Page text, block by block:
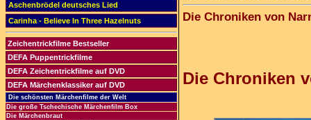
Aschenbrödel deutsches Lied
Carinha - Believe In Three Hazelnuts
Zeichentrickfilme Bestseller
DEFA Puppentrickfilme
DEFA Zeichentrickfilme auf DVD
DEFA Märchenklassiker auf DVD
Die schönsten Märchenfilme der Welt
Die große Tschechische Märchenfilm Box
Die Märchenbraut
Die Chroniken von
Die Chroniken